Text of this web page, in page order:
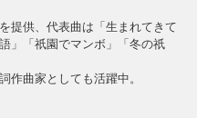
提供、代表曲は「生まれてきて
」「祇園でマンボ」「冬の祇
作曲家としても活躍中。